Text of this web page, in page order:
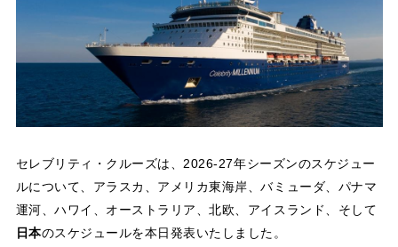
セレブリティ・クルーズは、2026-27年シーズンのスケジュー
ルについて、アラスカ、アメリカ東海岸、バミューダ、パナマ
運河、ハワイ、オーストラリア、北欧、アイスランド、そして
日本のスケジュールを本日発表いたしました。